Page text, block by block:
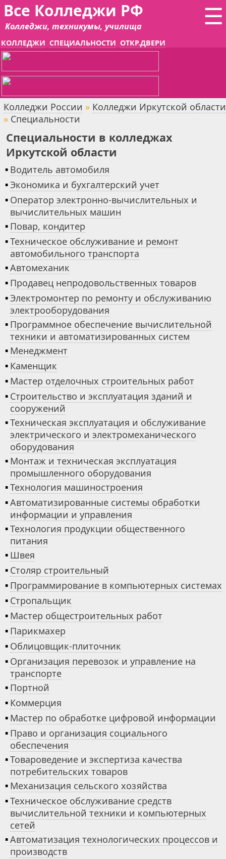
☰
Все Колледжи РФ
Колледжи, техникумы, училища
КОЛЛЕДЖИ СПЕЦИАЛЬНОСТИ ОТКР.ДВЕРИ
Колледжи России » Колледжи Иркутской области
» Специальности
Специальности в колледжах
Иркутской области
▪ Водитель автомобиля
▪Экономика и бухгалтерский учет
▪ Оператор электронно-вычислительных и
вычислительных машин
▪ Повар, кондитер
▪Техническое обслуживание и ремонт
автомобильного транспорта
▪Автомеханик
▪ Продавец непродовольственных товаров
▪Электромонтер по ремонту и обслуживанию
электрооборудования
▪ Программное обеспечение вычислительной
техники и автоматизированных систем
▪ Менеджмент
▪ Каменщик
▪ Мастер отделочных строительных работ
▪ Строительство и эксплуатация зданий и
сооружений
▪Техническая эксплуатация и обслуживание
электрического и электромеханического
оборудования
▪ Монтаж и техническая эксплуатация
промышленного оборудования
▪Технология машиностроения
▪Автоматизированные системы обработки
информации и управления
▪Технология продукции общественного
питания
▪ Швея
▪ Столяр строительный
▪ Программирование в компьютерных системах
▪ Стропальщик
▪ Мастер общестроительных работ
▪ Парикмахер
▪ Облицовщик-плиточник
▪ Организация перевозок и управление на
транспорте
▪ Портной
▪ Коммерция
▪ Мастер по обработке цифровой информации
▪ Право и организация социального
обеспечения
▪Товароведение и экспертиза качества
потребительских товаров
▪ Механизация сельского хозяйства
▪Техническое обслуживание средств
вычислительной техники и компьютерных
сетей
▪Автоматизация технологических процессов и
производств